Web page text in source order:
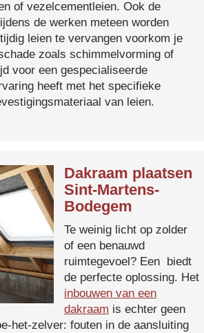
of vezelcementleien. Ook de
de werken meteen worden
leien te vervangen voorkom je
zoals schimmelvorming of
voor een gespecialiseerde
heeft met het specifieke
van leien.
Dakraam plaatsen
Sint-Martens-
Bodegem
Te weinig licht op zolder
of een benauwd
ruimtegevoel? Een biedt
de perfecte oplossing. Het
inbouwen van een
dakraam is echter geen
het-zelver: fouten in de aansluiting